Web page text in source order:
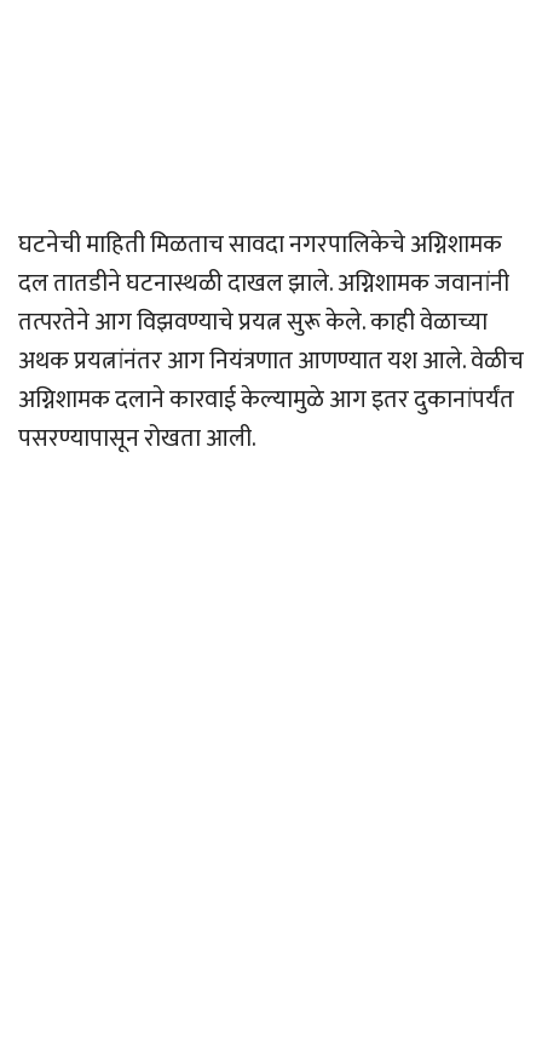
घटनेची माहिती मिळताच सावदा नगरपालिकेचे अग्निशामक
दल तातडीने घटनास्थळी दाखल झाले. अग्निशामक जवानांनी
तत्परतेने आग विझवण्याचे प्रयत्न सुरू केले. काही वेळाच्या
अथक प्रयत्नांनंतर आग नियंत्रणात आणण्यात यश आले. वेळीच
अग्निशामक दलाने कारवाई केल्यामुळे आग इतर दुकानांपर्यंत
पसरण्यापासून रोखता आली.